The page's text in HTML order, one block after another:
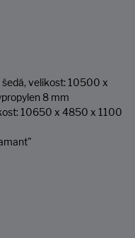
velikost: 10500 x
8 mm
10650 x 4850 x 1100